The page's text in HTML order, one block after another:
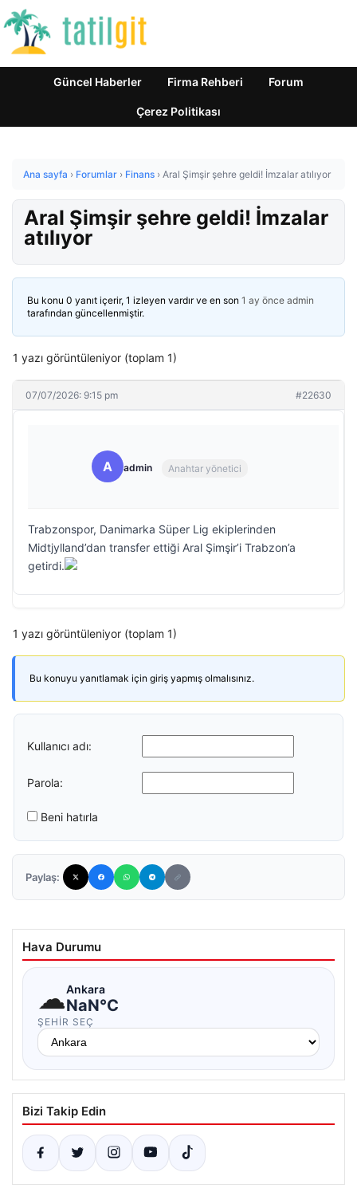
Güncel Haberler Firma Rehberi Forum
Çerez Politikası
Ana sayfa › Forumlar › Finans › Aral Şimşir şehre geldi! İmzalar atılıyor
Aral Şimşir şehre geldi! İmzalar
atılıyor
Bu konu 0 yanıt içerir, 1 izleyen vardır ve en son 1 ay önce admin
tarafından güncellenmiştir.
1 yazı görüntüleniyor (toplam 1)
07/07/2026: 9:15 pm #22630
A admin Anahtar yönetici
Trabzonspor, Danimarka Süper Lig ekiplerinden
Midtjylland’dan transfer ettiği Aral Şimşir’i Trabzon’a
getirdi.
1 yazı görüntüleniyor (toplam 1)
Bu konuyu yanıtlamak için giriş yapmış olmalısınız.
Kullanıcı adı:
Parola:
Beni hatırla
Paylaş:
Hava Durumu
☁Ankara
NaN°C
ŞEHIR SEÇ
Bizi Takip Edin